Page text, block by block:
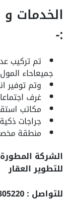
الخدمات و
:-
تم تركيب
جميعاحاء
وتم توفير
غرف
مكاتب
جراجات
منطقة
الشركة
للتطوير العقار
للتواصل : 01040305220